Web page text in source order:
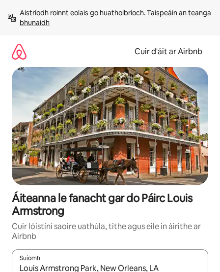
chuig
ábhar
Aistríodh roinnt eolais go huathoibríoch. Taispeáin an teanga
bhunaidh
Cuir d'áit ar Airbnb
Áiteanna le fanacht gar do Páirc Louis
Armstrong
Cuir lóistíní saoire uathúla, tithe agus eile in áirithe ar
Airbnb
Suíomh
Nuair a bheidh torthaí ar fáil, déan nascleanúint le